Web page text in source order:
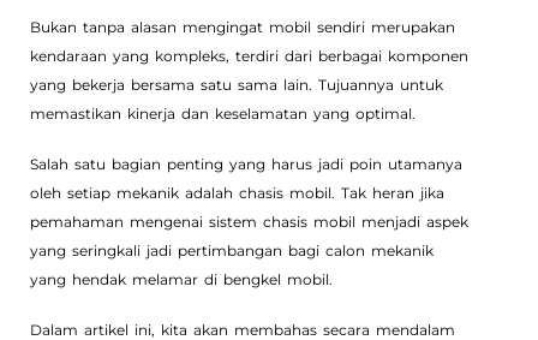
Bukan tanpa alasan mengingat mobil sendiri merupakan
kendaraan yang kompleks, terdiri dari berbagai komponen
yang bekerja bersama satu sama lain. Tujuannya untuk
memastikan kinerja dan keselamatan yang optimal.
Salah satu bagian penting yang harus jadi poin utamanya
oleh setiap mekanik adalah chasis mobil. Tak heran jika
pemahaman mengenai sistem chasis mobil menjadi aspek
yang seringkali jadi pertimbangan bagi calon mekanik
yang hendak melamar di bengkel mobil.
Dalam artikel ini, kita akan membahas secara mendalam